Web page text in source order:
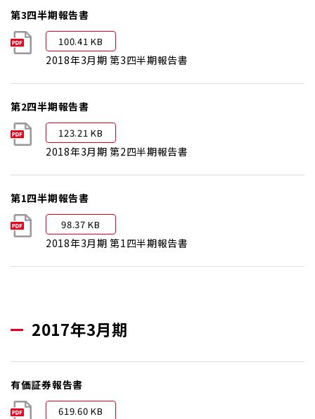
第3四半期報告書
100.41 KB
2018年3月期 第3四半期報告書
第2四半期報告書
123.21 KB
2018年3月期 第2四半期報告書
第1四半期報告書
98.37 KB
2018年3月期 第1四半期報告書
2017年3月期
有価証券報告書
619.60 KB